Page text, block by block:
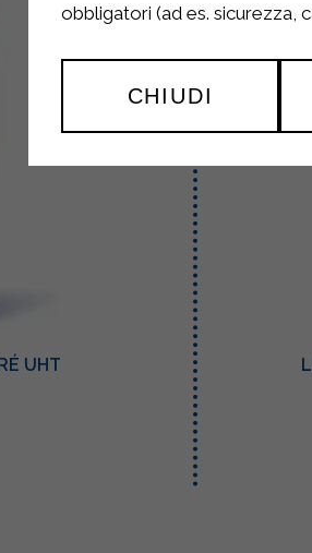
UHT
obbligatori (ad es. sicurezza,
CHIUDI